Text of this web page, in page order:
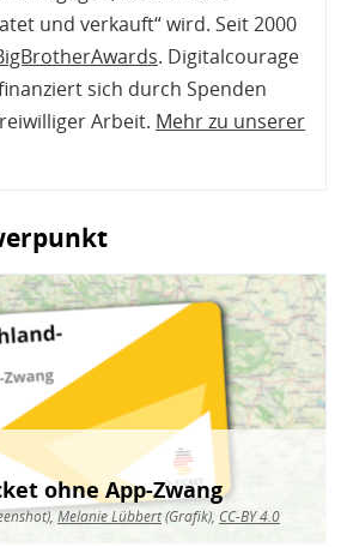
und verkauft“ wird. Seit 2000
. Digitalcourage
sich durch Spenden
Arbeit. Mehr zu unserer
ohne App-Zwang
Melanie Lübbert(Grafik), CC-BY 4.0